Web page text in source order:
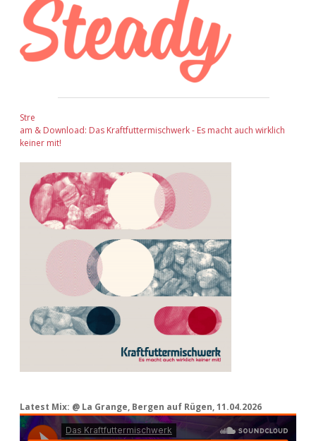
Stre
am & Download: Das Kraftfuttermischwerk - Es macht auch wirklich
keiner mit!
Latest Mix: @ La Grange, Bergen auf Rügen, 11.04.2026